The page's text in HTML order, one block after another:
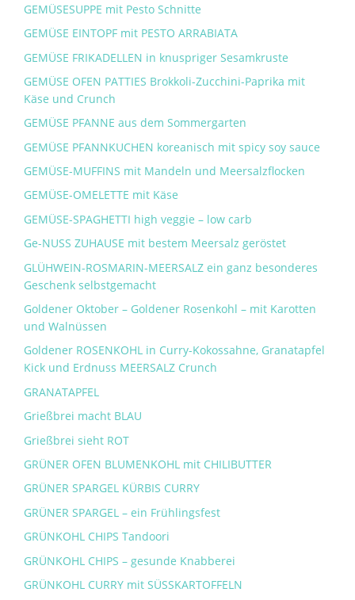
GEMÜSESUPPE mit Pesto Schnitte
GEMÜSE EINTOPF mit PESTO ARRABIATA
GEMÜSE FRIKADELLEN in knuspriger Sesamkruste
GEMÜSE OFEN PATTIES Brokkoli-Zucchini-Paprika mit
Käse und Crunch
GEMÜSE PFANNE aus dem Sommergarten
GEMÜSE PFANNKUCHEN koreanisch mit spicy soy sauce
GEMÜSE-MUFFINS mit Mandeln und Meersalzflocken
GEMÜSE-OMELETTE mit Käse
GEMÜSE-SPAGHETTI high veggie – low carb
Ge-NUSS ZUHAUSE mit bestem Meersalz geröstet
GLÜHWEIN-ROSMARIN-MEERSALZ ein ganz besonderes
Geschenk selbstgemacht
Goldener Oktober – Goldener Rosenkohl – mit Karotten
und Walnüssen
Goldener ROSENKOHL in Curry-Kokossahne, Granatapfel
Kick und Erdnuss MEERSALZ Crunch
GRANATAPFEL
Grießbrei macht BLAU
Grießbrei sieht ROT
GRÜNER OFEN BLUMENKOHL mit CHILIBUTTER
GRÜNER SPARGEL KÜRBIS CURRY
GRÜNER SPARGEL – ein Frühlingsfest
GRÜNKOHL CHIPS Tandoori
GRÜNKOHL CHIPS – gesunde Knabberei
GRÜNKOHL CURRY mit SÜSSKARTOFFELN